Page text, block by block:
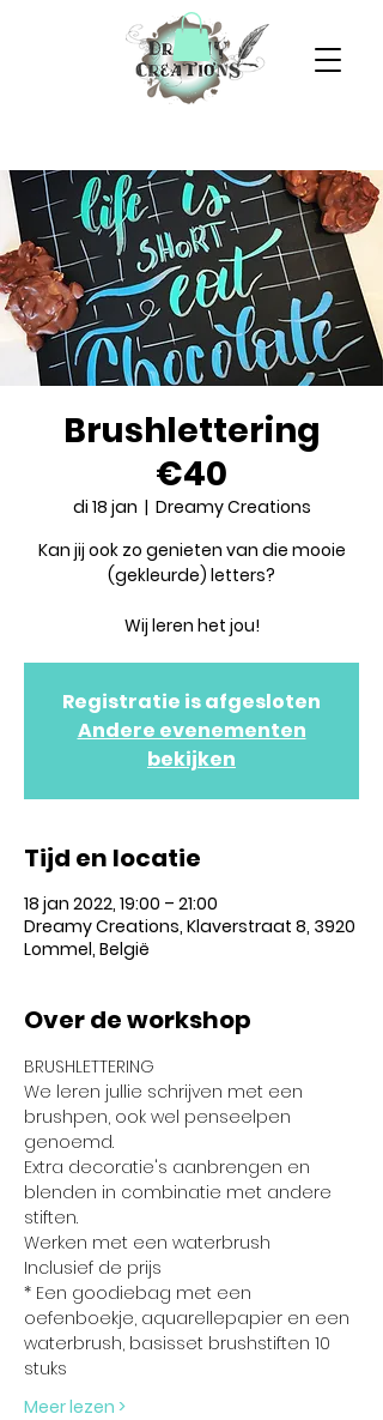
Brushlettering
€40
di 18 jan
  |
Dreamy Creations
Kan jij ook zo genieten van die mooie
(gekleurde) letters?
Wij leren het jou!
Registratie is afgesloten
Andere evenementen
bekijken
Tijd en locatie
18 jan 2022, 19:00 – 21:00
Dreamy Creations, Klaverstraat 8, 3920
Lommel, België
Over de workshop
BRUSHLETTERING
We leren jullie schrijven met een
brushpen, ook wel penseelpen
genoemd.
Extra decoratie's aanbrengen en
blenden in combinatie met andere
stiften.
Werken met een waterbrush
Inclusief de prijs
* Een goodiebag met een
oefenboekje, aquarellepapier en een
waterbrush, basisset brushstiften 10
stuks
Meer lezen >